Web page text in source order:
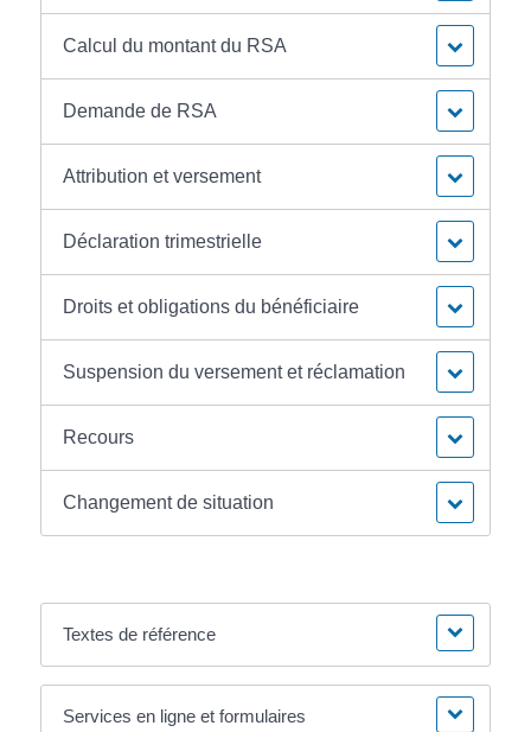
Calcul du montant du RSA
Demande de RSA
Attribution et versement
Déclaration trimestrielle
Droits et obligations du bénéficiaire
Suspension du versement et réclamation
Recours
Changement de situation
Textes de référence
Services en ligne et formulaires